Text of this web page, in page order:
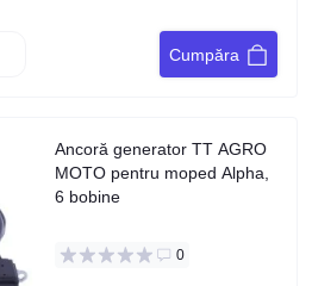
Cumpăra
Ancoră generator TT AGRO
MOTO pentru moped Alpha,
6 bobine
0